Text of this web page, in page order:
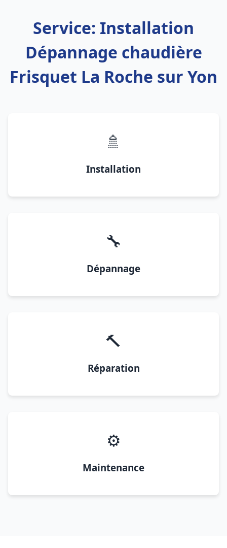
Service: Installation
Dépannage chaudière
Frisquet La Roche sur Yon
🚿
Installation
🔧
Dépannage
🔨
Réparation
⚙️
Maintenance